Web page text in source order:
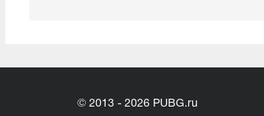
© 2013 - 2026 PUBG.ru